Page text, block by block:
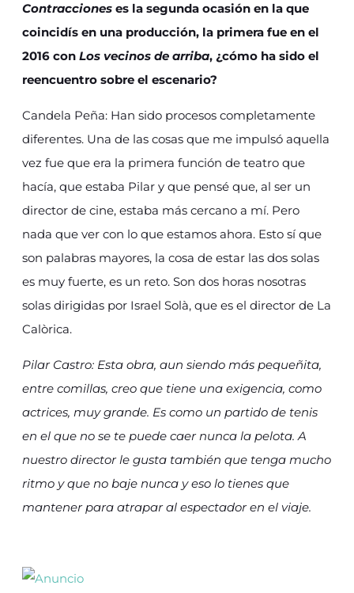
Contracciones es la segunda ocasión en la que
coincidís en una producción, la primera fue en el
2016 con Los vecinos de arriba, ¿cómo ha sido el
reencuentro sobre el escenario?
Candela Peña: Han sido procesos completamente
diferentes. Una de las cosas que me impulsó aquella
vez fue que era la primera función de teatro que
hacía, que estaba Pilar y que pensé que, al ser un
director de cine, estaba más cercano a mí. Pero
nada que ver con lo que estamos ahora. Esto sí que
son palabras mayores, la cosa de estar las dos solas
es muy fuerte, es un reto. Son dos horas nosotras
solas dirigidas por Israel Solà, que es el director de La
Calòrica.
Pilar Castro: Esta obra, aun siendo más pequeñita,
entre comillas, creo que tiene una exigencia, como
actrices, muy grande. Es como un partido de tenis
en el que no se te puede caer nunca la pelota. A
nuestro director le gusta también que tenga mucho
ritmo y que no baje nunca y eso lo tienes que
mantener para atrapar al espectador en el viaje.